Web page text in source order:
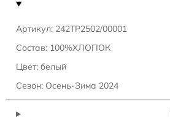
Артикул: 242TP2502/00001
Состав: 100%ХЛОПОК
Цвет: белый
Сезон: Осень-Зима 2024